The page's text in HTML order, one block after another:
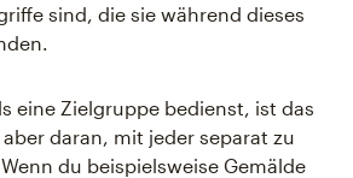
sind, die sie während dieses
eine Zielgruppe bedienst, ist das
daran, mit jeder separat zu
du beispielsweise Gemälde